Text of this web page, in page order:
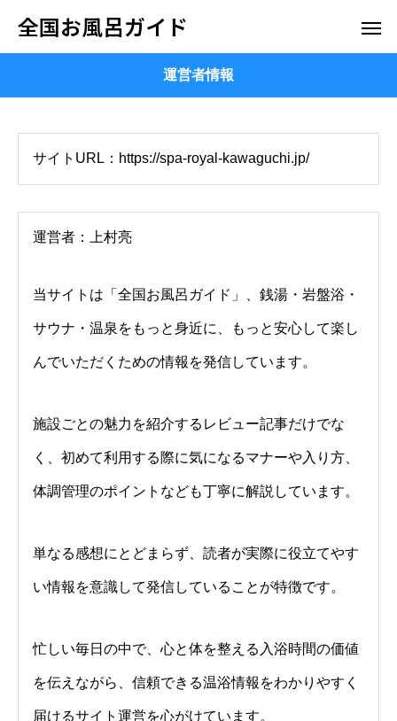
全国お風呂ガイド
運営者情報
サイトURL：https://spa-royal-kawaguchi.jp/
運営者：上村亮
当サイトは「全国お風呂ガイド」、銭湯・岩盤浴・
サウナ・温泉をもっと身近に、もっと安心して楽し
んでいただくための情報を発信しています。
施設ごとの魅力を紹介するレビュー記事だけでな
く、初めて利用する際に気になるマナーや入り方、
体調管理のポイントなども丁寧に解説しています。
単なる感想にとどまらず、読者が実際に役立てやす
い情報を意識して発信していることが特徴です。
忙しい毎日の中で、心と体を整える入浴時間の価値
を伝えながら、信頼できる温浴情報をわかりやすく
届けるサイト運営を心がけています。